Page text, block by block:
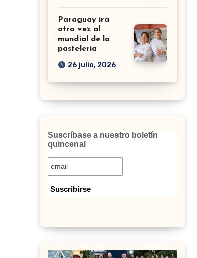
Paraguay irá
otra vez al
mundial de la
pastelería
26 julio, 2026
Suscríbase a nuestro boletín
quincenal